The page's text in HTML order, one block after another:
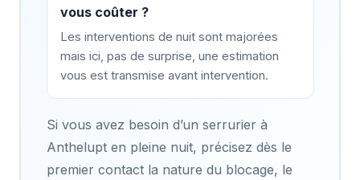
vous coûter ?
Les interventions de nuit sont majorées
mais ici, pas de surprise, une estimation
vous est transmise avant intervention.
Si vous avez besoin d’un serrurier à
Anthelupt en pleine nuit, précisez dès le
premier contact la nature du blocage, le